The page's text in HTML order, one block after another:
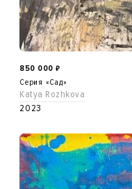
850 000 ₽
Серия «Сад»
Katya Rozhkova
2023